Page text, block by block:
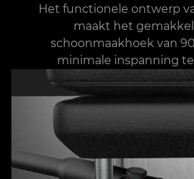
Het functionele ontwerp
maakt het
schoonmaakhoek van
minimale inspanning